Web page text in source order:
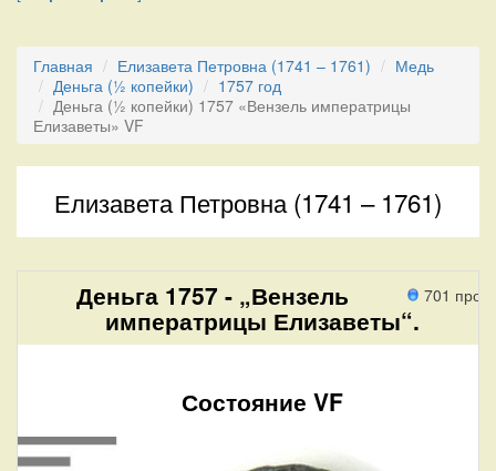
Главная Елизавета Петровна (1741 – 1761)
Медь
Деньга (½ копейки)
1757 год
Деньга (½ копейки) 1757 «Вензель императрицы
Елизаветы» VF
Елизавета Петровна (1741 – 1761)
701
Деньга 1757 - „Вензель
императрицы Елизаветы“.
Состояние VF